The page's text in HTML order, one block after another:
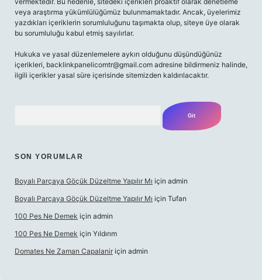
veya araştırma yükümlülüğümüz bulunmamaktadır. Ancak, üyelerimiz
yazdıkları içeriklerin sorumluluğunu taşımakta olup, siteye üye olarak
bu sorumluluğu kabul etmiş sayılırlar.
Hukuka ve yasal düzenlemelere aykırı olduğunu düşündüğünüz
içerikleri, backlinkpanelicomtr@gmail.com adresine bildirmeniz halinde,
ilgili içerikler yasal süre içerisinde sitemizden kaldırılacaktır.
SON YORUMLAR
Boyalı Parçaya Göçük Düzeltme Yapılır Mı için admin
Boyalı Parçaya Göçük Düzeltme Yapılır Mı için Tufan
100 Pes Ne Demek için admin
100 Pes Ne Demek için Yıldırım
Domates Ne Zaman Capalanir için admin